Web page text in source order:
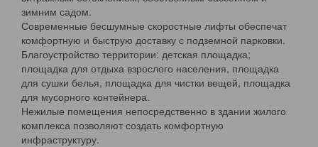
зимним садом.
Современные бесшумные скоростные лифты обеспечат
комфортную и быструю доставку с подземной парковки.
Благоустройство территории: детская площадка;
площадка для отдыха взрослого населения, площадка
для сушки белья, площадка для чистки вещей, площадка
для мусорного контейнера.
Нежилые помещения непосредственно в здании жилого
комплекса позволяют создать комфортную
инфраструктуру.